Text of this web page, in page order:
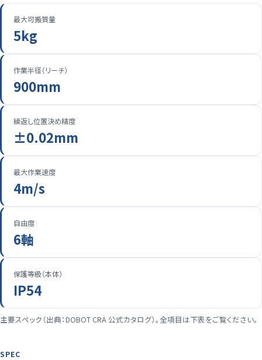
最大可搬質量
5kg
作業半径（リーチ）
900mm
繰返し位置決め精度
±0.02mm
最大作業速度
4m/s
自由度
6軸
保護等級（本体）
IP54
主要スペック（出典：DOBOT CRA 公式カタログ）。全項目は下表をご覧ください。
SPEC